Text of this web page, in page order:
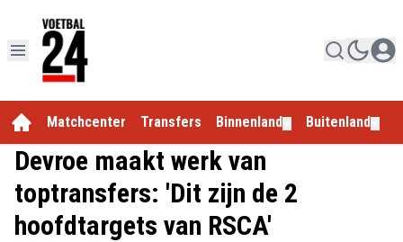
Matchcenter Transfers Binnenland Buitenland
Devroe maakt werk van
toptransfers: 'Dit zijn de 2
hoofdtargets van RSCA'